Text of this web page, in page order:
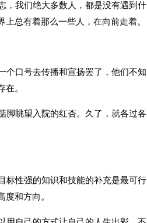
，我们绝大多数人，都是没有遇到什
总有着那么一些人，在向前走着。
个口号去传播和宣扬罢了，他们不知
。
脚眺望入院的红杏。久了，就各过各
标性强的知识和技能的补充是最可行
和方向。